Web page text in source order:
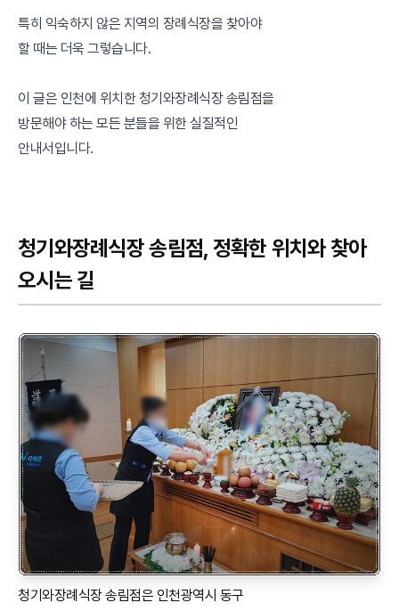
특히 익숙하지 않은 지역의 장례식장을 찾아야
할 때는 더욱 그렇습니다.
이 글은 인천에 위치한 청기와장례식장 송림점을
방문해야 하는 모든 분들을 위한 실질적인
안내서입니다.
청기와장례식장 송림점, 정확한 위치와 찾아
오시는 길
청기와장례식장 송림점은 인천광역시 동구